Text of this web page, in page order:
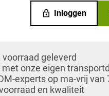
lock Inloggen
geleverd
met onze eigen
experts op ma-vrij van
en kwaliteit